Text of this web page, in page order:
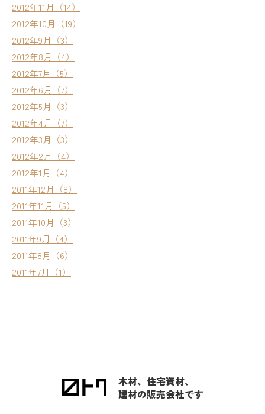
2012年11月（14）
2012年10月（19）
2012年9月（3）
2012年8月（4）
2012年7月（5）
2012年6月（7）
2012年5月（3）
2012年4月（7）
2012年3月（3）
2012年2月（4）
2012年1月（4）
2011年12月（8）
2011年11月（5）
2011年10月（3）
2011年9月（4）
2011年8月（6）
2011年7月（1）
木材、住宅資材、
建材の販売会社です